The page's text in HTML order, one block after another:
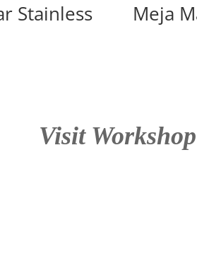
Stainless Meja
Visit Workshop